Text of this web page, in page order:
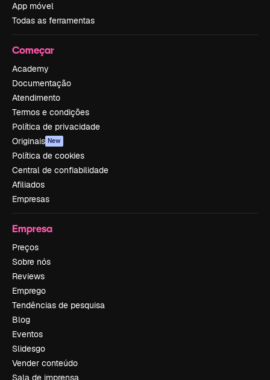
App móvel
Todas as ferramentas
Começar
Academy
Documentação
Atendimento
Termos e condições
Política de privacidade
Originais New
Política de cookies
Central de confiabilidade
Afiliados
Empresas
Empresa
Preços
Sobre nós
Reviews
Emprego
Tendências de pesquisa
Blog
Eventos
Slidesgo
Vender conteúdo
Sala de imprensa